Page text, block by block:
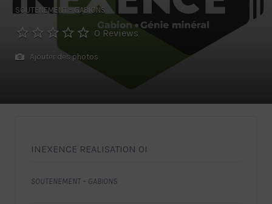
SOUTENEMENT - GABIONS
0 Reviews
Ajouter des photos
INEXENCE REALISATION OI
SOUTENEMENT – GABIONS